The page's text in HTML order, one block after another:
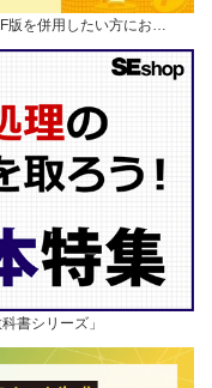
版を併用したい方にお…
書シリーズ」